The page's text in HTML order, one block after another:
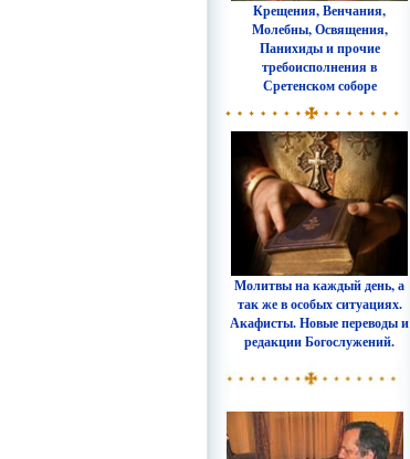
Крещения, Венчания,
Молебны, Освящения,
Панихиды и прочие
требоисполнения в
Сретенском соборе
Молитвы на каждый день, а
так же в особых ситуациях.
Акафисты. Новые переводы и
редакции Богослужений.